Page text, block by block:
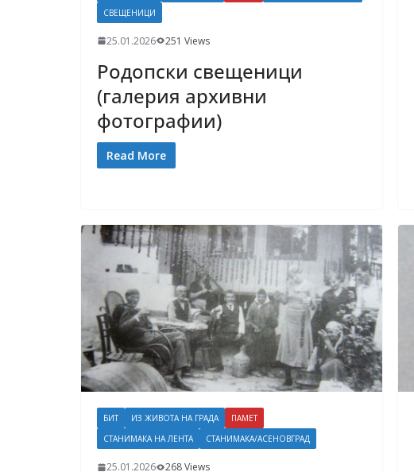
СВЕЩЕНИЦИ
25.01.2026 251 Views
Родопски свещеници
(галерия архивни
фотографии)
Read More
БИТ ИЗ ЖИВОТА НА ГРАДА
ПАМЕТ
СТАНИМАКА НА ЛЕНТА
СТАНИМАКА/АСЕНОВГРАД
25.01.2026 268 Views